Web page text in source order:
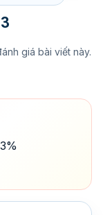
giá bài viết này.